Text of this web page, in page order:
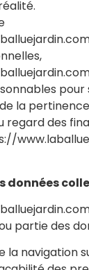
pour
la
regard des
données
partie des
navigation